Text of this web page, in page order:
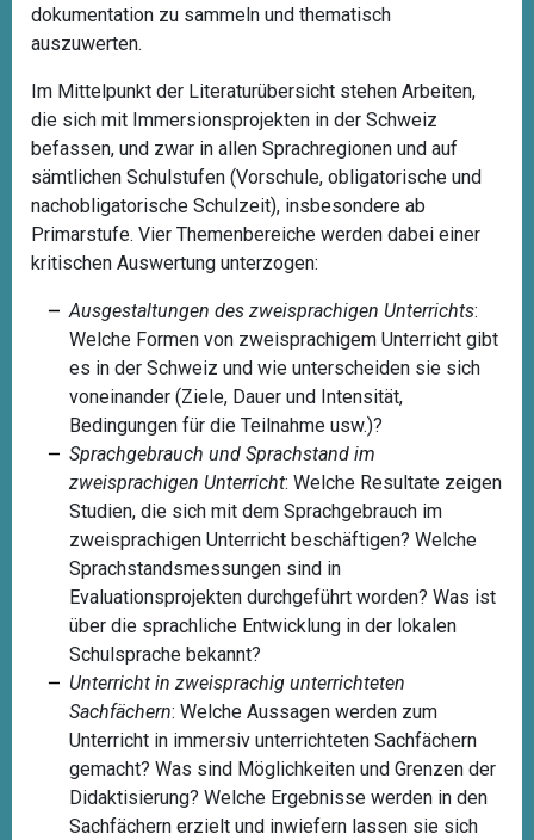
dokumentation zu sammeln und thematisch
auszuwerten.
Im Mittelpunkt der Literaturübersicht stehen Arbeiten,
die sich mit Immersionsprojekten in der Schweiz
befassen, und zwar in allen Sprachregionen und auf
sämtlichen Schulstufen (Vorschule, obligatorische und
nachobligatorische Schulzeit), insbesondere ab
Primarstufe. Vier Themenbereiche werden dabei einer
kritischen Auswertung unterzogen:
Ausgestaltungen des zweisprachigen Unterrichts:
Welche Formen von zweisprachigem Unterricht gibt
es in der Schweiz und wie unterscheiden sie sich
voneinander (Ziele, Dauer und Intensität,
Bedingungen für die Teilnahme usw.)?
Sprachgebrauch und Sprachstand im
zweisprachigen Unterricht: Welche Resultate zeigen
Studien, die sich mit dem Sprachgebrauch im
zweisprachigen Unterricht beschäftigen? Welche
Sprachstandsmessungen sind in
Evaluationsprojekten durchgeführt worden? Was ist
über die sprachliche Entwicklung in der lokalen
Schulsprache bekannt?
Unterricht in zweisprachig unterrichteten
Sachfächern: Welche Aussagen werden zum
Unterricht in immersiv unterrichteten Sachfächern
gemacht? Was sind Möglichkeiten und Grenzen der
Didaktisierung? Welche Ergebnisse werden in den
Sachfächern erzielt und inwiefern lassen sie sich